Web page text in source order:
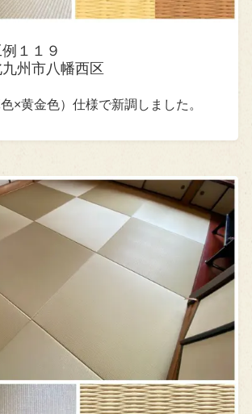
１１９
州市八幡西区
×黄金色）仕様で新調しました。